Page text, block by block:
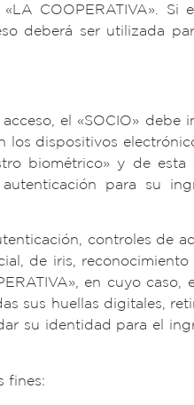
COOPERATIVA». Si
deberá ser utilizada
el «SOCIO» debe
los dispositivos
biométrico» y de esta
para su
controles de
de iris,
en cuyo caso,
sus huellas digitales,
su identidad para el
fines: